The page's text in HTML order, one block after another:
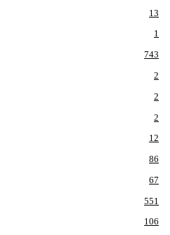
13
1
743
2
2
2
12
86
67
551
106